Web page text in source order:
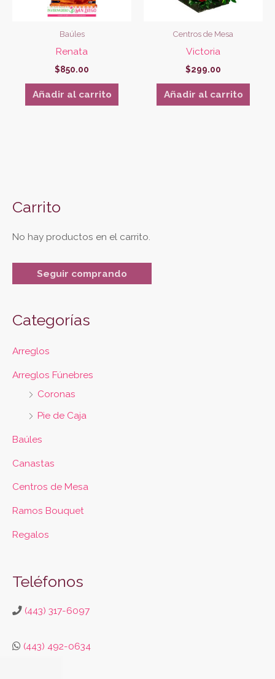
Baúles
Renata
$850.00
Añadir al carrito
Centros de Mesa
Victoria
$299.00
Añadir al carrito
Carrito
No hay productos en el carrito.
Seguir comprando
Categorías
Arreglos
Arreglos Fúnebres
Coronas
Pie de Caja
Baúles
Canastas
Centros de Mesa
Ramos Bouquet
Regalos
Teléfonos
(443) 317-6097
(443) 492-0634